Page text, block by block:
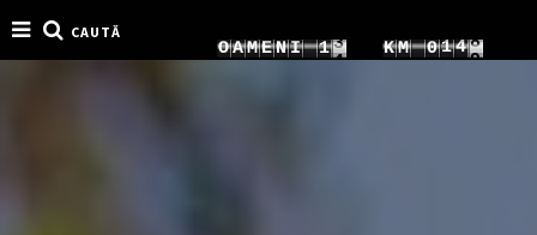
CAUTĂ
OAMENI
2
1
0
9 KM
0
1
2
3
0
1
6
7